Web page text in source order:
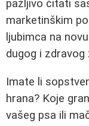
pažljivo čitati
marketinškim
ljubimca na
dugog i
Imate li
hrana? Koje
vašeg psa ili